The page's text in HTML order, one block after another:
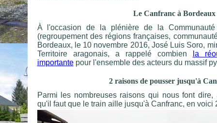
Le Canfranc à Bordeaux
À l'occasion de la plénière de la
(regroupement des régions françaises,
Bordeaux, le 10 novembre 2016, José Luis Soro,
Territoire aragonais, a rappelé combien
la
importantepour l'ensemble des acteurs du massif
2 raisons de pousser jusqu'à
Parmi les nombreuses raisons qui nous font
qu'il faut que le train aille jusqu'à Canfranc, en voici